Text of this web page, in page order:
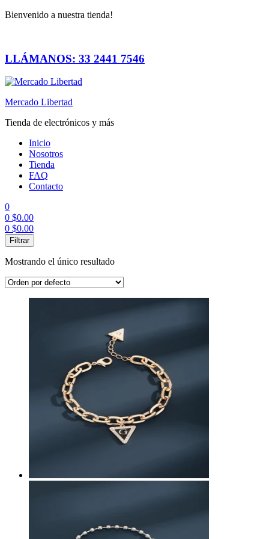
Bienvenido a nuestra tienda!
LLÁMANOS: 33 2441 7546
Mercado Libertad
Tienda de electrónicos y más
Inicio
Nosotros
Tienda
FAQ
Contacto
0
0 $0.00
0 $0.00
Menú
Filtrar
Mostrando el único resultado